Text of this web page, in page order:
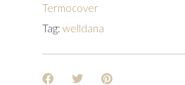
Termocover
Tag: welldana